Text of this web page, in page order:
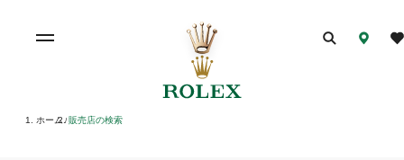
ホーム / 販売店の検索